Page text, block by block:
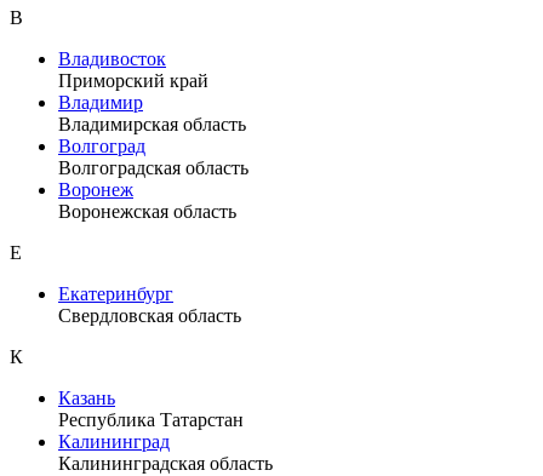
В
Владивосток
Приморский край
Владимир
Владимирская область
Волгоград
Волгоградская область
Воронеж
Воронежская область
Е
Екатеринбург
Свердловская область
К
Казань
Республика Татарстан
Калининград
Калининградская область